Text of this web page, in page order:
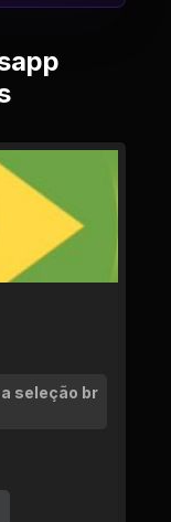
seleção br